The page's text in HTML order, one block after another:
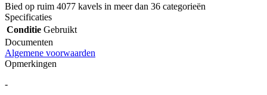
Bied op ruim 4077 kavels in meer dan 36 categorieën
Specificaties
Conditie Gebruikt
Documenten
Algemene voorwaarden
Opmerkingen
-